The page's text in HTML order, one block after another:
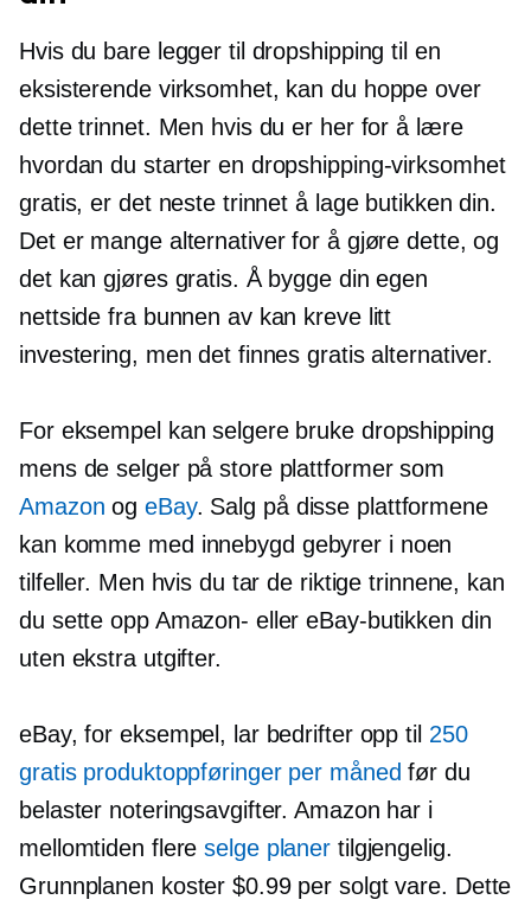
Hvis du bare legger til dropshipping til en
eksisterende virksomhet, kan du hoppe over
dette trinnet. Men hvis du er her for å lære
hvordan du starter en dropshipping-virksomhet
gratis, er det neste trinnet å lage butikken din.
Det er mange alternativer for å gjøre dette, og
det kan gjøres gratis. Å bygge din egen
nettside fra bunnen av kan kreve litt
investering, men det finnes gratis alternativer.
For eksempel kan selgere bruke dropshipping
mens de selger på store plattformer som
Amazon ogeBay. Salg på disse plattformene
kan komme med innebygd gebyrer i noen
tilfeller. Men hvis du tar de riktige trinnene, kan
du sette opp Amazon- eller eBay-butikken din
uten ekstra utgifter.
eBay, for eksempel, lar bedrifter opp til 250
gratis produktoppføringer per måned før du
belaster noteringsavgifter. Amazon har i
mellomtiden flereselge planer tilgjengelig.
Grunnplanen koster $0.99 per solgt vare. Dette